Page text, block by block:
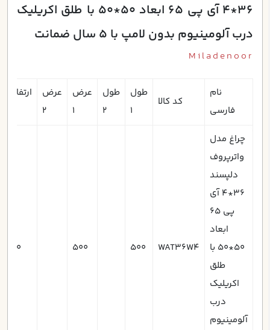
36*4 آي پي 65 ابعاد 50*50 با طلق اکريليک
درب آلومينيوم بدون لامپ با 5 سال ضمانت
Miladenoor
نام
فارسی
کد کالا
طول
طول
2
عرض
عرض
2
ارتفاع
چراغ مدل
واترپروف
دلپسند
36*4 آی
پی 65
ابعاد
50*50 با
طلق
اکریلیک
درب
آلومینیوم
WAT36W4
500
500
70